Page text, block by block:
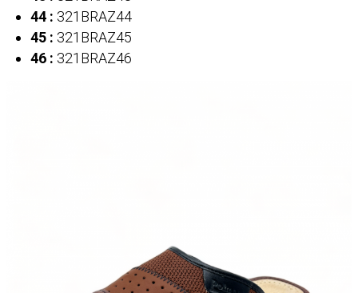
44 : 321BRAZ44
45 : 321BRAZ45
46 : 321BRAZ46